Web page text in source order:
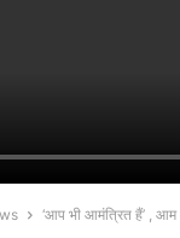
‘आप भी आमंत्रित हैं’ , आम